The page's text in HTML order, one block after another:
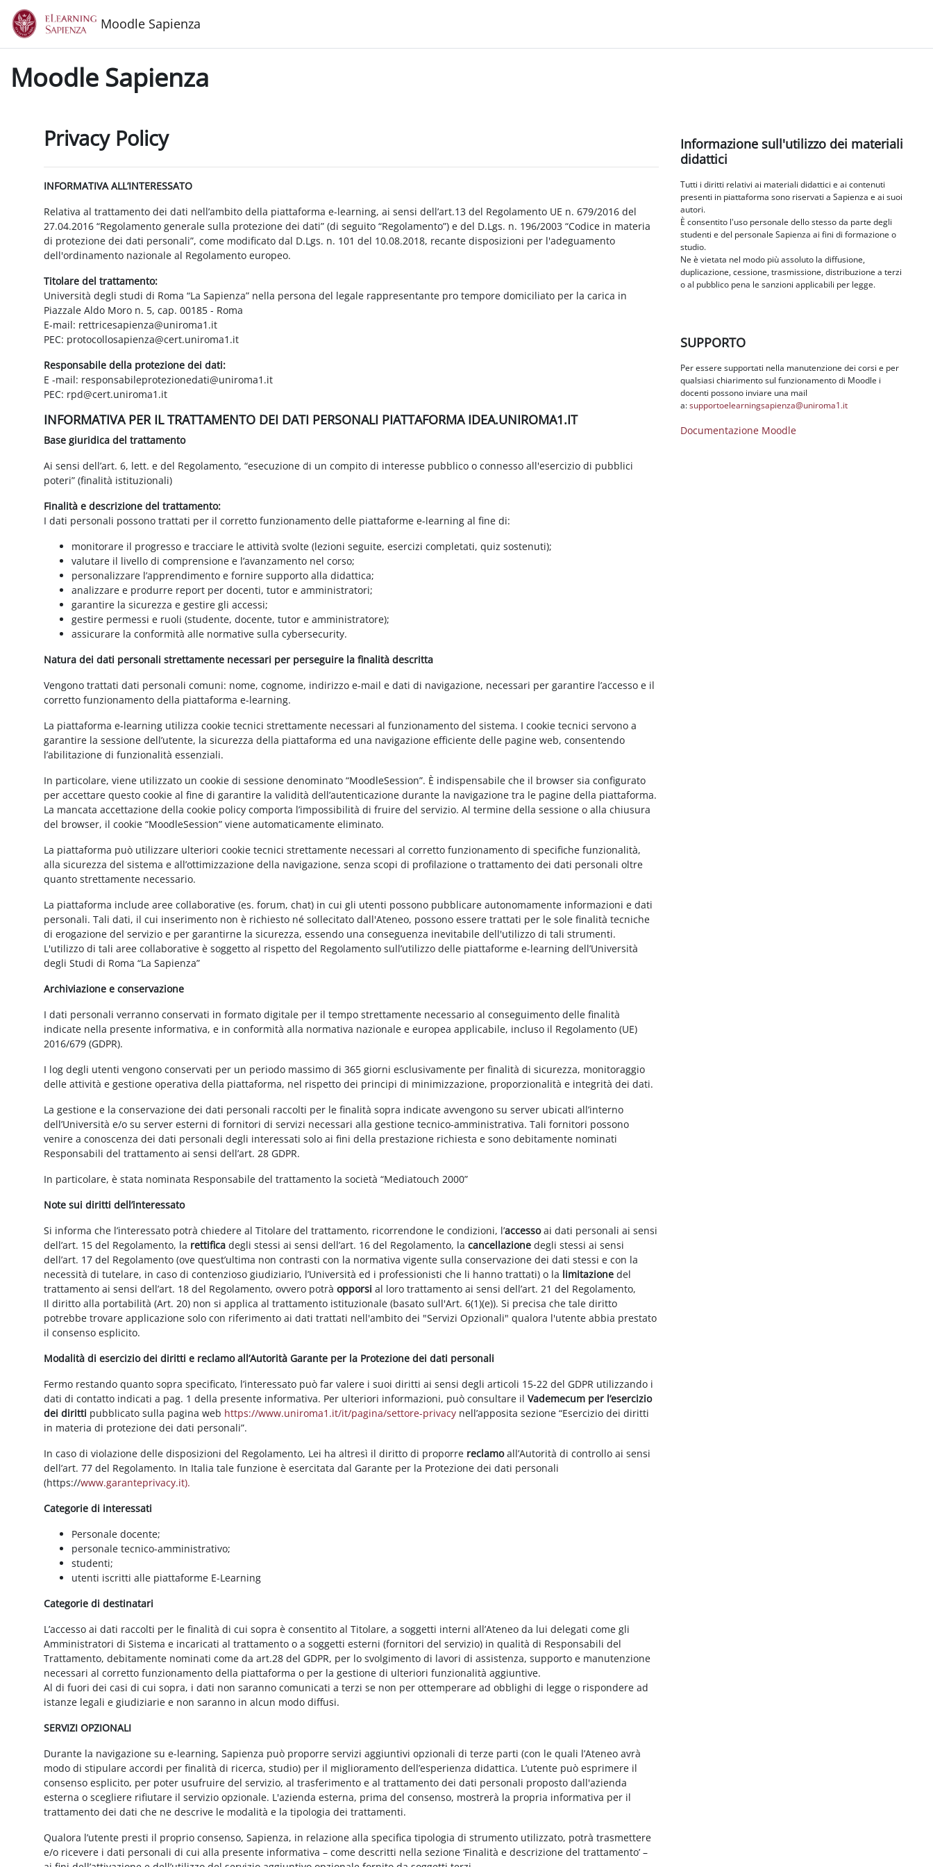
Vai al contenuto principale
Moodle Sapienza
Moodle Sapienza
Privacy Policy
INFORMATIVA ALL’INTERESSATO
Relativa al trattamento dei dati nell’ambito della piattaforma e-learning, ai sensi dell’art.13 del Regolamento UE n. 679/2016 del
27.04.2016 “Regolamento generale sulla protezione dei dati” (di seguito “Regolamento”) e del D.Lgs. n. 196/2003 “Codice in materia
di protezione dei dati personali”, come modificato dal D.Lgs. n. 101 del 10.08.2018, recante disposizioni per l'adeguamento
dell'ordinamento nazionale al Regolamento europeo.
Titolare del trattamento:
Università degli studi di Roma “La Sapienza” nella persona del legale rappresentante pro tempore domiciliato per la carica in
Piazzale Aldo Moro n. 5, cap. 00185 - Roma
E-mail: rettricesapienza@uniroma1.it
PEC: protocollosapienza@cert.uniroma1.it
Responsabile della protezione dei dati:
E -mail: responsabileprotezionedati@uniroma1.it
PEC: rpd@cert.uniroma1.it
INFORMATIVA PER IL TRATTAMENTO DEI DATI PERSONALI PIATTAFORMA IDEA.UNIROMA1.IT
Base giuridica del trattamento
Ai sensi dell’art. 6, lett. e del Regolamento, “esecuzione di un compito di interesse pubblico o connesso all'esercizio di pubblici
poteri” (finalità istituzionali)
Finalità e descrizione del trattamento:
I dati personali possono trattati per il corretto funzionamento delle piattaforme e-learning al fine di:
monitorare il progresso e tracciare le attività svolte (lezioni seguite, esercizi completati, quiz sostenuti);
valutare il livello di comprensione e l’avanzamento nel corso;
personalizzare l’apprendimento e fornire supporto alla didattica;
analizzare e produrre report per docenti, tutor e amministratori;
garantire la sicurezza e gestire gli accessi;
gestire permessi e ruoli (studente, docente, tutor e amministratore);
assicurare la conformità alle normative sulla cybersecurity.
Natura dei dati personali strettamente necessari per perseguire la finalità descritta
Vengono trattati dati personali comuni: nome, cognome, indirizzo e-mail e dati di navigazione, necessari per garantire l’accesso e il
corretto funzionamento della piattaforma e-learning.
La piattaforma e-learning utilizza cookie tecnici strettamente necessari al funzionamento del sistema. I cookie tecnici servono a
garantire la sessione dell’utente, la sicurezza della piattaforma ed una navigazione efficiente delle pagine web, consentendo
l’abilitazione di funzionalità essenziali.
In particolare, viene utilizzato un cookie di sessione denominato “MoodleSession”. È indispensabile che il browser sia configurato
per accettare questo cookie al fine di garantire la validità dell’autenticazione durante la navigazione tra le pagine della piattaforma.
La mancata accettazione della cookie policy comporta l’impossibilità di fruire del servizio. Al termine della sessione o alla chiusura
del browser, il cookie “MoodleSession” viene automaticamente eliminato.
La piattaforma può utilizzare ulteriori cookie tecnici strettamente necessari al corretto funzionamento di specifiche funzionalità,
alla sicurezza del sistema e all’ottimizzazione della navigazione, senza scopi di profilazione o trattamento dei dati personali oltre
quanto strettamente necessario.
La piattaforma include aree collaborative (es. forum, chat) in cui gli utenti possono pubblicare autonomamente informazioni e dati
personali. Tali dati, il cui inserimento non è richiesto né sollecitato dall'Ateneo, possono essere trattati per le sole finalità tecniche
di erogazione del servizio e per garantirne la sicurezza, essendo una conseguenza inevitabile dell'utilizzo di tali strumenti.
L'utilizzo di tali aree collaborative è soggetto al rispetto del Regolamento sull’utilizzo delle piattaforme e-learning dell’Università
degli Studi di Roma “La Sapienza”
Archiviazione e conservazione
I dati personali verranno conservati in formato digitale per il tempo strettamente necessario al conseguimento delle finalità
indicate nella presente informativa, e in conformità alla normativa nazionale e europea applicabile, incluso il Regolamento (UE)
2016/679 (GDPR).
I log degli utenti vengono conservati per un periodo massimo di 365 giorni esclusivamente per finalità di sicurezza, monitoraggio
delle attività e gestione operativa della piattaforma, nel rispetto dei principi di minimizzazione, proporzionalità e integrità dei dati.
La gestione e la conservazione dei dati personali raccolti per le finalità sopra indicate avvengono su server ubicati all’interno
dell’Università e/o su server esterni di fornitori di servizi necessari alla gestione tecnico-amministrativa. Tali fornitori possono
venire a conoscenza dei dati personali degli interessati solo ai fini della prestazione richiesta e sono debitamente nominati
Responsabili del trattamento ai sensi dell’art. 28 GDPR.
In particolare, è stata nominata Responsabile del trattamento la società “Mediatouch 2000”
Note sui diritti dell’interessato
Si informa che l’interessato potrà chiedere al Titolare del trattamento, ricorrendone le condizioni, l’accessoai dati personali ai sensi
dell’art. 15 del Regolamento, la rettificadegli stessi ai sensi dell’art. 16 del Regolamento, lacancellazione degli stessi ai sensi
dell’art. 17 del Regolamento (ove quest’ultima non contrasti con la normativa vigente sulla conservazione dei dati stessi e con la
necessità di tutelare, in caso di contenzioso giudiziario, l’Università ed i professionisti che li hanno trattati) o la limitazione del
trattamento ai sensi dell’art. 18 del Regolamento, ovvero potràopporsi al loro trattamento ai sensi dell’art. 21 del Regolamento,
Il diritto alla portabilità (Art. 20) non si applica al trattamento istituzionale (basato sull'Art. 6(1)(e)). Si precisa che tale diritto
potrebbe trovare applicazione solo con riferimento ai dati trattati nell'ambito dei "Servizi Opzionali" qualora l'utente abbia prestato
il consenso esplicito.
Modalità di esercizio dei diritti e reclamo all’Autorità Garante per la Protezione dei dati personali
Fermo restando quanto sopra specificato, l’interessato può far valere i suoi diritti ai sensi degli articoli 15-22 del GDPR utilizzando i
dati di contatto indicati a pag. 1 della presente informativa. Per ulteriori informazioni, può consultare ilVademecum per l’esercizio
dei diritti pubblicato sulla pagina web https://www.uniroma1.it/it/pagina/settore-privacy nell’apposita sezione “Esercizio dei diritti
in materia di protezione dei dati personali”.
In caso di violazione delle disposizioni del Regolamento, Lei ha altresì il diritto di proporre reclamoall’Autorità di controllo ai sensi
dell’art. 77 del Regolamento. In Italia tale funzione è esercitata dal Garante per la Protezione dei dati personali
(https://www.garanteprivacy.it).
Categorie di interessati
Personale docente;
personale tecnico-amministrativo;
studenti;
utenti iscritti alle piattaforme E-Learning
Categorie di destinatari
L’accesso ai dati raccolti per le finalità di cui sopra è consentito al Titolare, a soggetti interni all’Ateneo da lui delegati come gli
Amministratori di Sistema e incaricati al trattamento o a soggetti esterni (fornitori del servizio) in qualità di Responsabili del
Trattamento, debitamente nominati come da art.28 del GDPR, per lo svolgimento di lavori di assistenza, supporto e manutenzione
necessari al corretto funzionamento della piattaforma o per la gestione di ulteriori funzionalità aggiuntive.
Al di fuori dei casi di cui sopra, i dati non saranno comunicati a terzi se non per ottemperare ad obblighi di legge o rispondere ad
istanze legali e giudiziarie e non saranno in alcun modo diffusi.
SERVIZI OPZIONALI
Durante la navigazione su e-learning, Sapienza può proporre servizi aggiuntivi opzionali di terze parti (con le quali l’Ateneo avrà
modo di stipulare accordi per finalità di ricerca, studio) per il miglioramento dell’esperienza didattica. L’utente può esprimere il
consenso esplicito, per poter usufruire del servizio, al trasferimento e al trattamento dei dati personali proposto dall'azienda
esterna o scegliere rifiutare il servizio opzionale. L'azienda esterna, prima del consenso, mostrerà la propria informativa per il
trattamento dei dati che ne descrive le modalità e la tipologia dei trattamenti.
Qualora l’utente presti il proprio consenso, Sapienza, in relazione alla specifica tipologia di strumento utilizzato, potrà trasmettere
e/o ricevere i dati personali di cui alla presente informativa – come descritti nella sezione ‘Finalità e descrizione del trattamento’ –
Blocchi
Informazione sull'utilizzo dei materiali
didattici
Tutti i diritti relativi ai materiali didattici e ai contenuti
presenti in piattaforma sono riservati a Sapienza e ai suoi
autori.
È consentito l'uso personale dello stesso da parte degli
studenti e del personale Sapienza ai fini di formazione o
studio.
Ne è vietata nel modo più assoluto la diffusione,
duplicazione, cessione, trasmissione, distribuzione a terzi
o al pubblico pena le sanzioni applicabili per legge.
SUPPORTO
Per essere supportati nella manutenzione dei corsi e per
qualsiasi chiarimento sul funzionamento di Moodle i
docenti possono inviare una mail
a:supportoelearningsapienza@uniroma1.it
Documentazione Moodle